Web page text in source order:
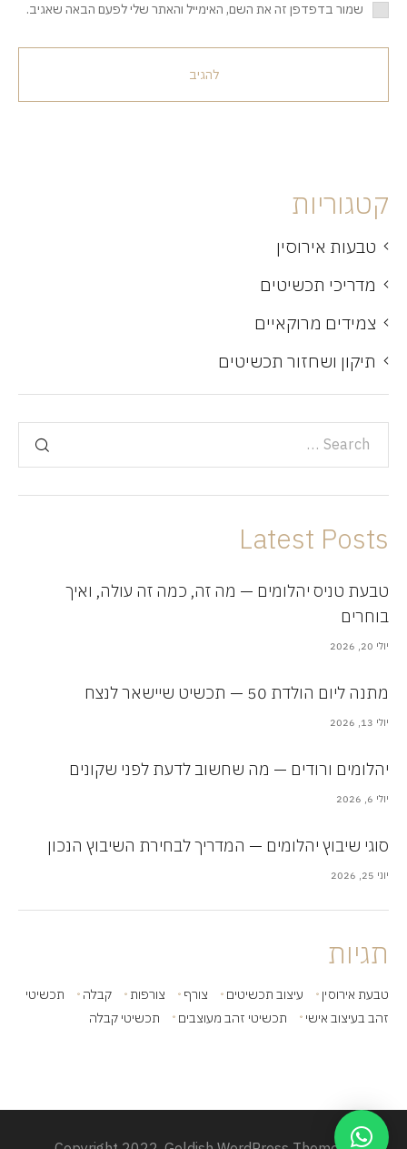
שמור בדפדפן זה את השם, האימייל והאתר שלי לפעם הבאה שאגיב.
להגיב
קטגוריות
טבעות אירוסין
מדריכי תכשיטים
צמידים מרוקאיים
תיקון ושחזור תכשיטים
Latest Posts
טבעת טניס יהלומים — מה זה, כמה זה עולה, ואיך
בוחרים
יולי 20, 2026
מתנה ליום הולדת 50 — תכשיט שיישאר לנצח
יולי 13, 2026
יהלומים ורודים — מה שחשוב לדעת לפני שקונים
יולי 6, 2026
סוגי שיבוץ יהלומים — המדריך לבחירת השיבוץ הנכון
יוני 25, 2026
תגיות
טבעת אירוסין עיצוב תכשיטים צורף צורפות קבלה
תכשיטי
זהב בעיצוב אישי
תכשיטי זהב מעוצבים תכשיטי קבלה